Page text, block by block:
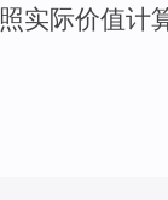
实际价值计